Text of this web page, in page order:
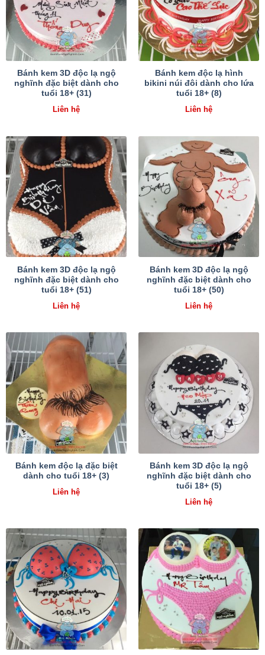
Bánh kem 3D độc lạ ngộ
nghĩnh đặc biệt dành cho
tuổi 18+ (31)
Liên hệ
Bánh kem độc lạ hình
bikini núi đôi dành cho lứa
tuổi 18+ (8)
Liên hệ
Bánh kem 3D độc lạ ngộ
nghĩnh đặc biệt dành cho
tuổi 18+ (51)
Liên hệ
Bánh kem 3D độc lạ ngộ
nghĩnh đặc biệt dành cho
tuổi 18+ (50)
Liên hệ
Bánh kem độc lạ đặc biệt
dành cho tuổi 18+ (3)
Liên hệ
Bánh kem 3D độc lạ ngộ
nghĩnh đặc biệt dành cho
tuổi 18+ (5)
Liên hệ